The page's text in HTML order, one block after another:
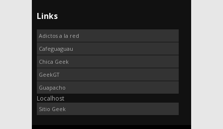
Links
Adictos a la red
Cafeguaguau
Chica Geek
GeekGT
Guapacho
Localhost
Sitio Geek